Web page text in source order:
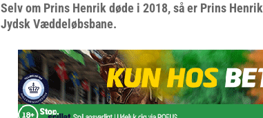
Selv om Prins Henrik døde i 2018, så er Prins
Jydsk Væddeløbsbane.